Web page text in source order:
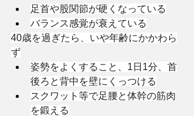
足首や股関節が硬くなっている
バランス感覚が衰えている
40歳を過ぎたら、いや年齢にかかわら
ず
姿勢をよくすること、1日1分、首
後ろと背中を壁にくっつける
スクワット等で足腰と体幹の筋肉
を鍛える